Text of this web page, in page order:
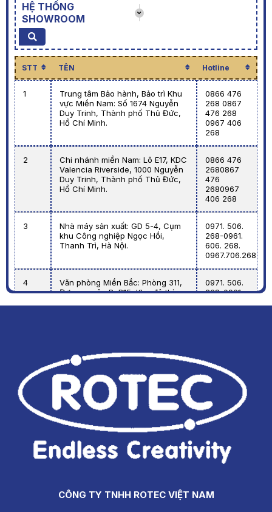
HỆ THỐNG
SHOWROOM
STT TÊN Hotline
1
Trung tâm Bảo hành, Bảo trì Khu
vực Miền Nam: Số 1674 Nguyễn
Duy Trinh, Thành phố Thủ Đức,
Hồ Chí Minh.
0866 476
268 0867
476 268
0967 406
268
2
Chi nhánh miền Nam: Lô E17, KDC
Valencia Riverside, 1000 Nguyễn
Duy Trinh, Thành phố Thủ Đức,
Hồ Chí Minh.
0866 476
2680867
476
2680967
406 268
3
Nhà máy sản xuất: GD 5-4, Cụm
khu Công nghiệp Ngọc Hồi,
Thanh Trì, Hà Nội.
0971. 506.
268-0961.
606. 268.
0967.706.268
4
Văn phòng Miền Bắc: Phòng 311,
Đơn nguyên B, B15, Khu đô thị
0971. 506.
268-0961.
CÔNG TY TNHH ROTEC VIỆT NAM